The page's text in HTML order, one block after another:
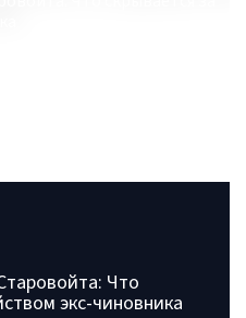
Что
экс-чиновника